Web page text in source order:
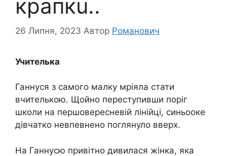
крапкu..
26 Липня, 2023 Автор Романович
Учителька
Ганнуся з самого малку мріяла стати
вчителькою. Щойно переступивши поріг
школи на першовересневій лінійці, синьооке
дівчатко невпевнено поглянуло вверх.
На Ганнусю привітно дивилася жінка, яка